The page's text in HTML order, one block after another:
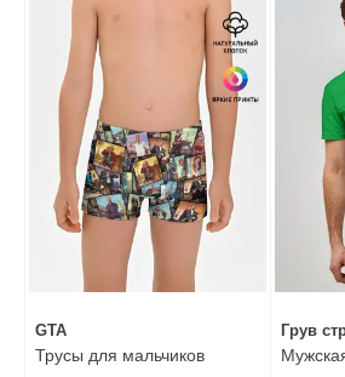
GTA
Трусы для мальчиков
Грув